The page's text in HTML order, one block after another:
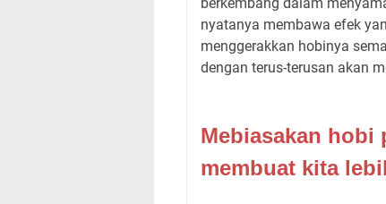
nyatanya membawa efek
menggerakkan hobinya
dengan terus-terusan akan
Mebiasakan hobi
membuat kita